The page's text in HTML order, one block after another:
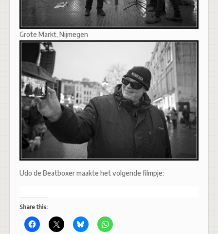
Grote Markt, Nijmegen
Udo de Beatboxer maakte het volgende filmpje:
Share this: